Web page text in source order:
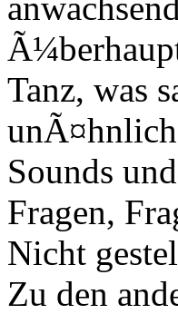
Tanz, was
Sounds
Fragen,
Nicht
Zu den